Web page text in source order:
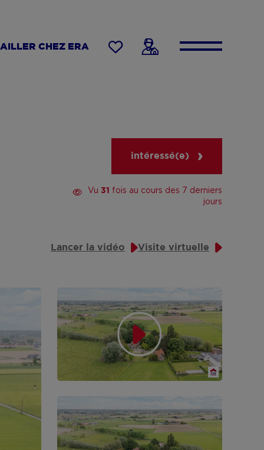
CHEZ ERA
intéressé(e)
Vu 31
fois au cours des 7 derniers
jours
Lancer la vidéo Visite virtuelle